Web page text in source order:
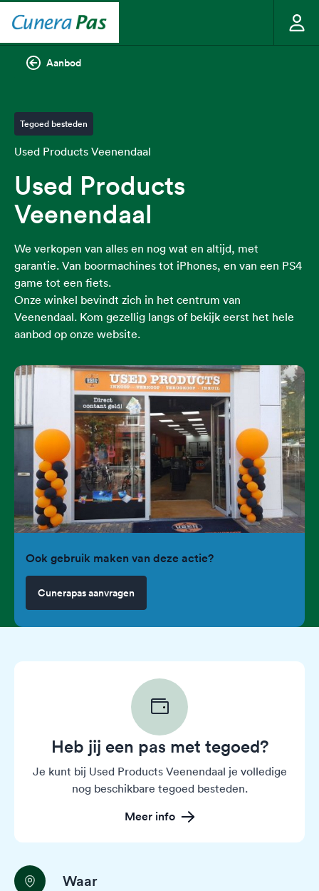
Aanbod
Tegoed besteden
Used Products Veenendaal
Used Products
Veenendaal
We verkopen van alles en nog wat en altijd, met
garantie. Van boormachines tot iPhones, en van een PS4
game tot een fiets.
Onze winkel bevindt zich in het centrum van
Veenendaal. Kom gezellig langs of bekijk eerst het hele
aanbod op onze website.
Ook gebruik maken van deze actie?
Cunerapas aanvragen
Heb jij een pas met tegoed?
Je kunt bij Used Products Veenendaal je volledige
nog beschikbare tegoed besteden.
Meer info
Waar